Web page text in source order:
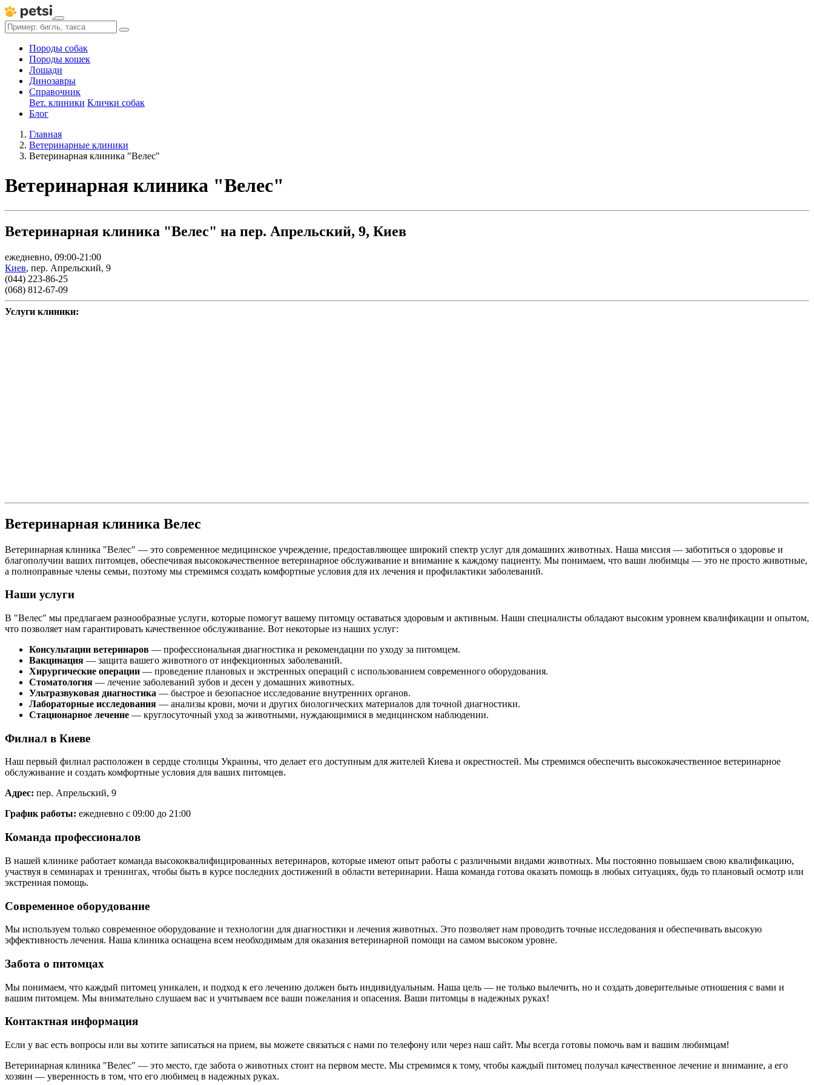
Породы собак
Породы кошек
Лошади
Динозавры
Справочник
Вет. клиники Клички собак
Блог
Главная
Ветеринарные клиники
Ветеринарная клиника "Велес"
Ветеринарная клиника "Велес"
Ветеринарная клиника "Велес" на пер. Апрельский, 9, Киев
ежедневно, 09:00-21:00
Киев, пер. Апрельский, 9
(044) 223-86-25
(068) 812-67-09
Услуги клиники:
Ветеринарная клиника Велес
Ветеринарная клиника "Велес" — это современное медицинское учреждение, предоставляющее широкий спектр услуг для домашних животных. Наша миссия — заботиться о здоровье и
благополучии ваших питомцев, обеспечивая высококачественное ветеринарное обслуживание и внимание к каждому пациенту. Мы понимаем, что ваши любимцы — это не просто животные,
а полноправные члены семьи, поэтому мы стремимся создать комфортные условия для их лечения и профилактики заболеваний.
Наши услуги
В "Велес" мы предлагаем разнообразные услуги, которые помогут вашему питомцу оставаться здоровым и активным. Наши специалисты обладают высоким уровнем квалификации и опытом,
что позволяет нам гарантировать качественное обслуживание. Вот некоторые из наших услуг:
Консультации ветеринаров — профессиональная диагностика и рекомендации по уходу за питомцем.
Вакцинация — защита вашего животного от инфекционных заболеваний.
Хирургические операции — проведение плановых и экстренных операций с использованием современного оборудования.
Стоматология — лечение заболеваний зубов и десен у домашних животных.
Ультразвуковая диагностика — быстрое и безопасное исследование внутренних органов.
Лабораторные исследования — анализы крови, мочи и других биологических материалов для точной диагностики.
Стационарное лечение — круглосуточный уход за животными, нуждающимися в медицинском наблюдении.
Филиал в Киеве
Наш первый филиал расположен в сердце столицы Украины, что делает его доступным для жителей Киева и окрестностей. Мы стремимся обеспечить высококачественное ветеринарное
обслуживание и создать комфортные условия для ваших питомцев.
Адрес: пер. Апрельский, 9
График работы: ежедневно с 09:00 до 21:00
Команда профессионалов
В нашей клинике работает команда высококвалифицированных ветеринаров, которые имеют опыт работы с различными видами животных. Мы постоянно повышаем свою квалификацию,
участвуя в семинарах и тренингах, чтобы быть в курсе последних достижений в области ветеринарии. Наша команда готова оказать помощь в любых ситуациях, будь то плановый осмотр или
экстренная помощь.
Современное оборудование
Мы используем только современное оборудование и технологии для диагностики и лечения животных. Это позволяет нам проводить точные исследования и обеспечивать высокую
эффективность лечения. Наша клиника оснащена всем необходимым для оказания ветеринарной помощи на самом высоком уровне.
Забота о питомцах
Мы понимаем, что каждый питомец уникален, и подход к его лечению должен быть индивидуальным. Наша цель — не только вылечить, но и создать доверительные отношения с вами и
вашим питомцем. Мы внимательно слушаем вас и учитываем все ваши пожелания и опасения. Ваши питомцы в надежных руках!
Контактная информация
Если у вас есть вопросы или вы хотите записаться на прием, вы можете связаться с нами по телефону или через наш сайт. Мы всегда готовы помочь вам и вашим любимцам!
Ветеринарная клиника "Велес" — это место, где забота о животных стоит на первом месте. Мы стремимся к тому, чтобы каждый питомец получал качественное лечение и внимание, а его
хозяин — уверенность в том, что его любимец в надежных руках.